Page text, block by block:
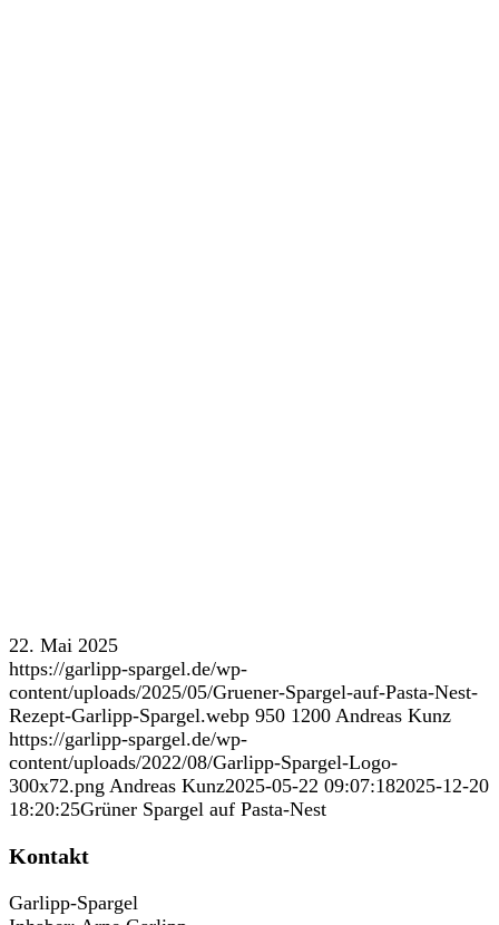
22. Mai 2025
https://garlipp-spargel.de/wp-
content/uploads/2025/05/Gruener-Spargel-auf-Pasta-Nest-
Rezept-Garlipp-Spargel.webp 950 1200 Andreas Kunz
https://garlipp-spargel.de/wp-
content/uploads/2022/08/Garlipp-Spargel-Logo-
300x72.png Andreas Kunz2025-05-22 09:07:182025-12-20
18:20:25Grüner Spargel auf Pasta-Nest
Kontakt
Garlipp-Spargel